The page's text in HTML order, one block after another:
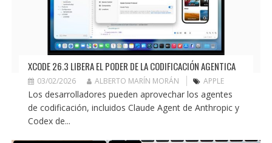
XCODE 26.3 LIBERA EL PODER DE LA CODIFICACIÓN AGENTICA
03/02/2026 ALBERTO MARÍN MORÁN APPLE
Los desarrolladores pueden aprovechar los agentes
de codificación, incluidos Claude Agent de Anthropic y
Codex de...